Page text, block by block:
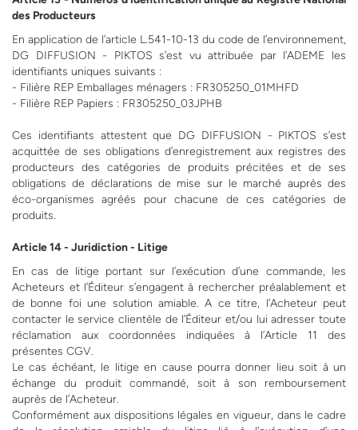
des Producteurs
En application de l’article L.541-10-13 du code de l’environnement,
DG DIFFUSION - PIKTOS s’est vu attribuée par l’ADEME les
identifiants uniques suivants :
- Filière REP Emballages ménagers : FR305250_01MHFD
- Filière REP Papiers : FR305250_03JPHB
Ces identifiants attestent que DG DIFFUSION - PIKTOS s’est
acquittée de ses obligations d’enregistrement aux registres des
producteurs des catégories de produits précitées et de ses
obligations de déclarations de mise sur le marché auprès des
éco-organismes agréés pour chacune de ces catégories de
produits.
Article 14 - Juridiction - Litige
En cas de litige portant sur l’exécution d’une commande, les
Acheteurs et l’Éditeur s’engagent à rechercher préalablement et
de bonne foi une solution amiable. A ce titre, l’Acheteur peut
contacter le service clientèle de l’Éditeur et/ou lui adresser toute
réclamation aux coordonnées indiquées à l’Article 11 des
présentes CGV.
Le cas échéant, le litige en cause pourra donner lieu soit à un
échange du produit commandé, soit à son remboursement
auprès de l’Acheteur.
Conformément aux dispositions légales en vigueur, dans le cadre